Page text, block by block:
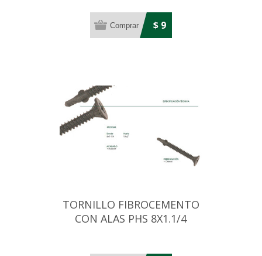
$ 9
TORNILLO FIBROCEMENTO
CON ALAS PHS 8X1.1/4